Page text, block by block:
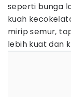
seperti bunga
kuah
mirip semur,
lebih kuat dan